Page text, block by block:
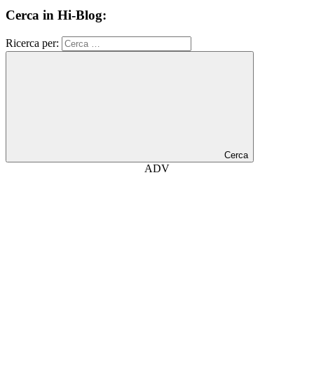
Cerca in Hi-Blog:
Ricerca per:
Cerca
ADV